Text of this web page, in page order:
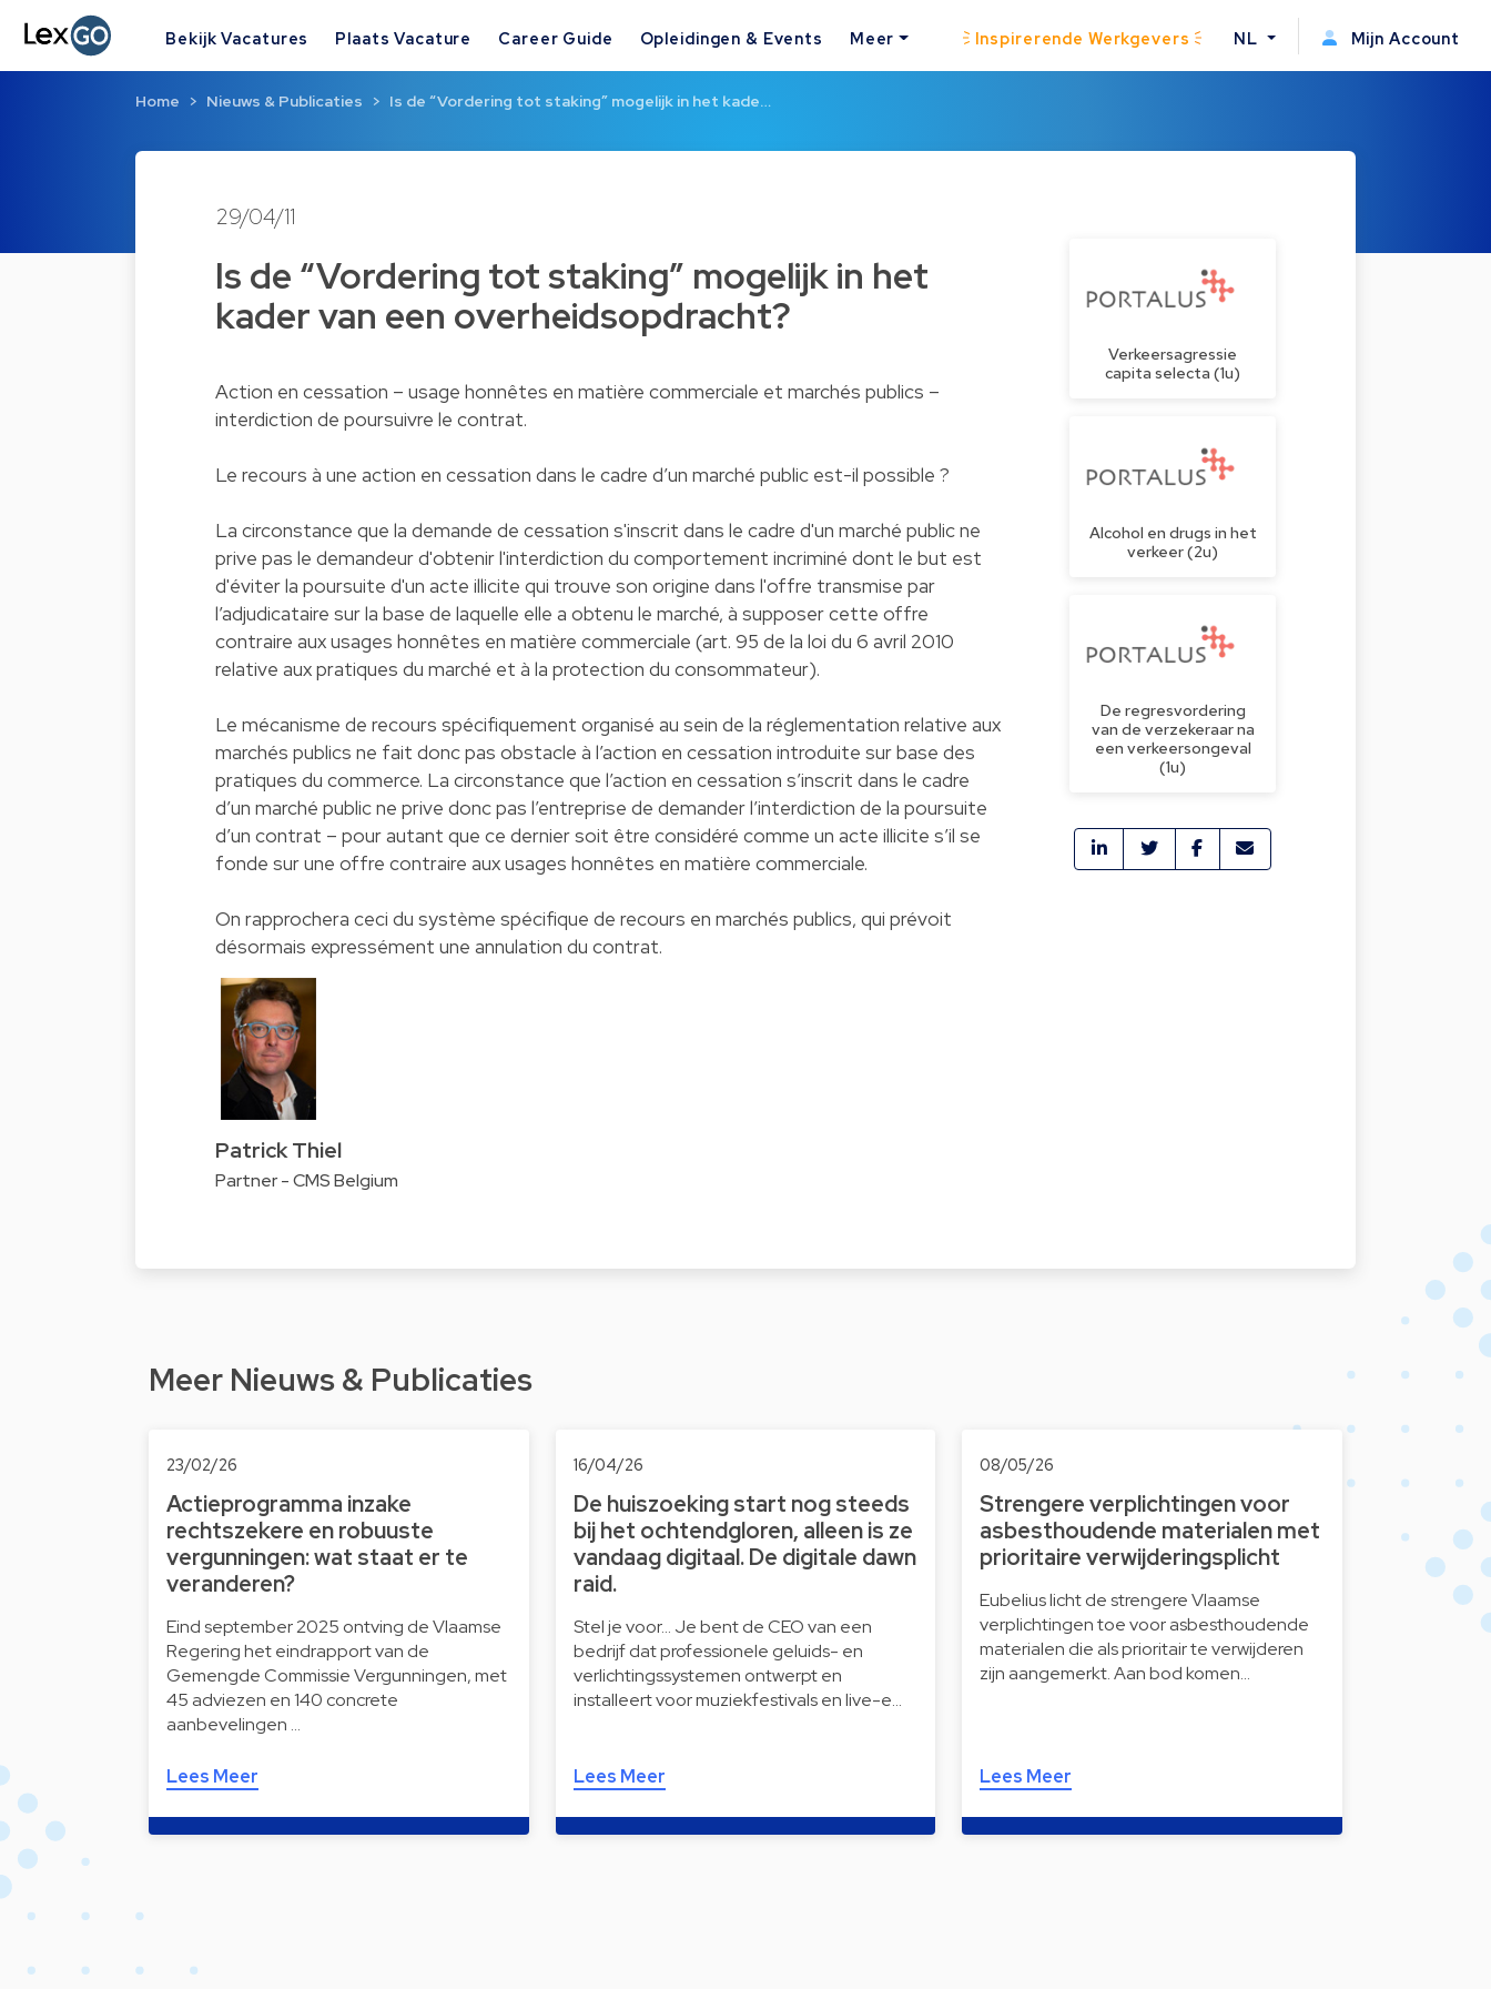
Bekijk Vacatures Plaats Vacature Career Guide Opleidingen & Events Meer Inspirerende Werkgevers NL Mijn Account
Home Nieuws & Publicaties Is de “Vordering tot staking” mogelijk in het kade…
29/04/11
Is de “Vordering tot staking” mogelijk in het
kader van een overheidsopdracht?
Action en cessation – usage honnêtes en matière commerciale et marchés publics –
interdiction de poursuivre le contrat.
Le recours à une action en cessation dans le cadre d’un marché public est-il possible ?
La circonstance que la demande de cessation s'inscrit dans le cadre d'un marché public ne
prive pas le demandeur d'obtenir l'interdiction du comportement incriminé dont le but est
d'éviter la poursuite d'un acte illicite qui trouve son origine dans l'offre transmise par
l’adjudicataire sur la base de laquelle elle a obtenu le marché, à supposer cette offre
contraire aux usages honnêtes en matière commerciale (art. 95 de la loi du 6 avril 2010
relative aux pratiques du marché et à la protection du consommateur).
Le mécanisme de recours spécifiquement organisé au sein de la réglementation relative aux
marchés publics ne fait donc pas obstacle à l’action en cessation introduite sur base des
pratiques du commerce. La circonstance que l’action en cessation s’inscrit dans le cadre
d’un marché public ne prive donc pas l’entreprise de demander l’interdiction de la poursuite
d’un contrat – pour autant que ce dernier soit être considéré comme un acte illicite s’il se
fonde sur une offre contraire aux usages honnêtes en matière commerciale.
On rapprochera ceci du système spécifique de recours en marchés publics, qui prévoit
désormais expressément une annulation du contrat.
Patrick Thiel
Partner - CMS Belgium
Verkeersagressie
capita selecta (1u)
Alcohol en drugs in het
verkeer (2u)
De regresvordering
van de verzekeraar na
een verkeersongeval
(1u)
Meer Nieuws & Publicaties
23/02/26
Actieprogramma inzake
rechtszekere en robuuste
vergunningen: wat staat er te
veranderen?
Eind september 2025 ontving de Vlaamse
Regering het eindrapport van de
Gemengde Commissie Vergunningen, met
45 adviezen en 140 concrete
aanbevelingen …
Lees Meer
16/04/26
De huiszoeking start nog steeds
bij het ochtendgloren, alleen is ze
vandaag digitaal. De digitale dawn
raid.
Stel je voor… Je bent de CEO van een
bedrijf dat professionele geluids- en
verlichtingssystemen ontwerpt en
installeert voor muziekfestivals en live-e…
Lees Meer
08/05/26
Strengere verplichtingen voor
asbesthoudende materialen met
prioritaire verwijderingsplicht
Eubelius licht de strengere Vlaamse
verplichtingen toe voor asbesthoudende
materialen die als prioritair te verwijderen
zijn aangemerkt. Aan bod komen…
Lees Meer